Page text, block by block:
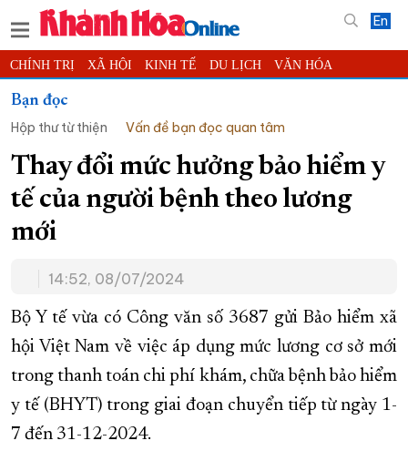
En
CHÍNH TRỊ XÃ HỘI KINH TẾ DU LỊCH VĂN HÓA
THỂ THAO
KHOA HỌC - CÔNG NGHỆ PHÁP LUẬT BẠN ĐỌC
THẾ GIỚI MULTIMEDIA VIDEO ĐỌC BÁO ONLINE
PODCAST THÔNG TIN - QUẢNG CÁO
QUY HOẠCH TỈNH KHÁNH HÒA
CHUNG TAY CẢI CÁCH HÀNH CHÍNH
XÂY DỰNG NÔNG THÔN MỚI LỊCH CẮT ĐIỆN
TÀU - XE - MÁY BAY
KỶ NIỆM 370 NĂM XÂY DỰNG VÀ PHÁT TRIỂN TỈNH KHÁNH HÒA
KHOẢNH KHẮC ĐẸP XỨ TRẦM
XÂY DỰNG KHÁNH HÒA TRỞ THÀNH THÀNH PHỐ TRỰC THUỘC
Bạn đọc
Hộp thư từ thiện
Vấn đề bạn đọc quan tâm
Thay đổi mức hưởng bảo hiểm y
tế của người bệnh theo lương
mới
14:52, 08/07/2024
Bộ Y tế vừa có Công văn số 3687 gửi Bảo hiểm xã
hội Việt Nam về việc áp dụng mức lương cơ sở mới
trong thanh toán chi phí khám, chữa bệnh bảo hiểm
y tế (BHYT) trong giai đoạn chuyển tiếp từ ngày 1-
7 đến 31-12-2024.